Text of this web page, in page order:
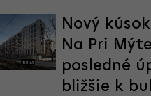
Nový
Na Pri
posledné
bližšie k